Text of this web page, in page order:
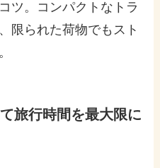
ツ。コンパクトなトラ
限られた荷物でもスト
旅行時間を最大限に